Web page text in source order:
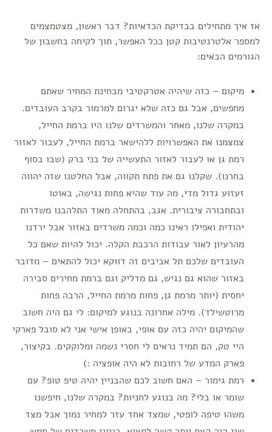
אז איך מתחילים בבדיקת הכדאיות? דבר ראשון, מצטמצמים
למספר אלטרנטיבות קטן ככל האפשר, תוך לקיחה בחשבון של
הגורמים הבאים:
מיקום – כזה שיהיה אטרקטיבי מבחינת המחיר שאתם
מחפשים, אבל גם כזה שלא יגרום למרמור בקרב העובדים.
במקרה שלנו, מאחר והמשרדים שלנו היו ברמת החייל,
צמצמנו את האפשרויות ללהישאר ברמת החייל, לעבור לאזור
רמת גן או לעבור לאזור התעשייה של בני ברק (שבו בסוף
בחרנו). שקלנו גם את פתח תקווה, אבל החלטנו שזה יהווה
זעזוע גדול מדי, מה עוד שהיא פחות נגישה, באוטו
ובתחבורה ציבורית. אגב, בהתחלה מאוד התלהבנו משדרות
יהודית ואפילו ראינו כמה וכמה משרדים באזור אבל ירדנו
מהרעיון לאור עבודות הרכבת הקלה. יכול להיות שאם כל
העובדים שלכם תל אביבים זה דווקא יכול להתאים – מדובר
באזור שהוא גם נגיש, גם מדליק וגם ברמת מחירים סבירה
יחסית (יותר מרמת גן, פחות מרמת החייל, הרבה פחות
מרוטשילד). מילה אחרונה בנוגע למיקום: לי גם היה חשוב
שהמיקום יהיה כזה עם אופי, באופן אישי אני לא סובל פארקי
היי טק, הם תמיד נראים לי חסרי נשמה ומלוקקים. בקיצור,
פארק המדע של רחובות לא היה אופציה :)
רמת גימור – האם חשוב לכם שהבניין יהיה טיפ טופ? עם
שומר או בלי? מה בנוגע לחניות? במקרה שלנו, חיפשנו
משהו טיפה לופטי, שמצד אחד עזר למחיר נמוך אבל מצד